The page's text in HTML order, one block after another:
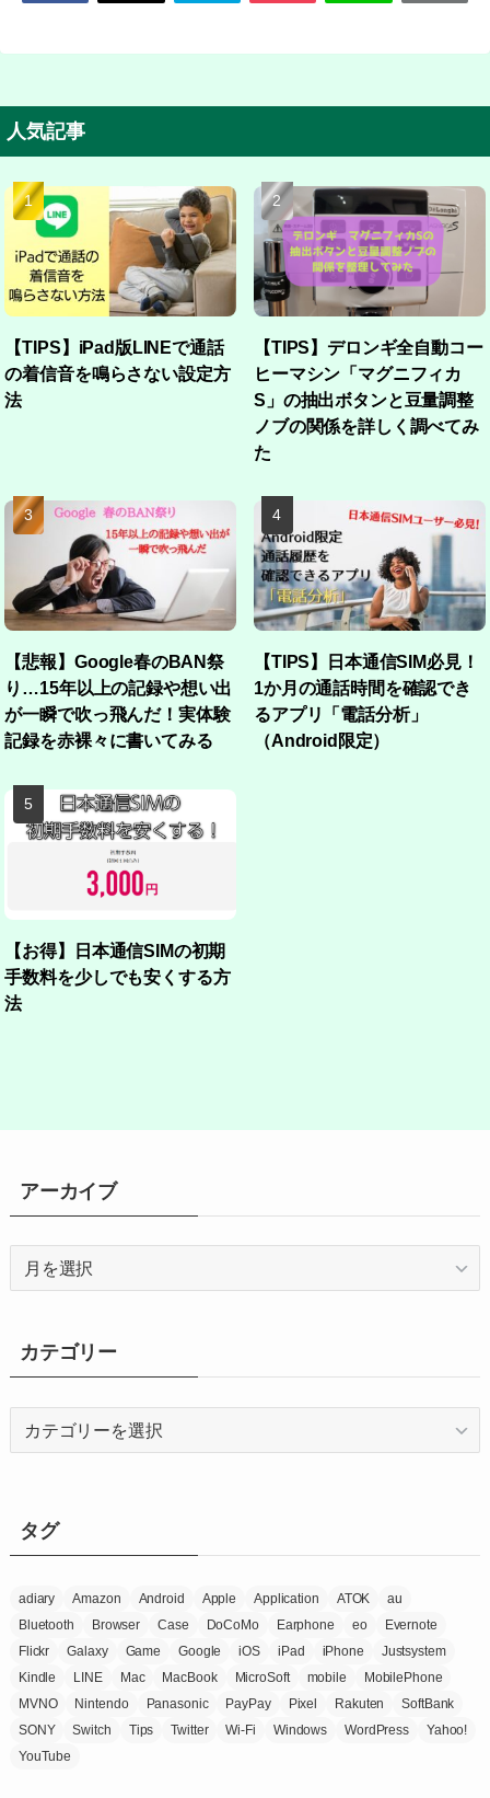
人気記事
【TIPS】iPad版LINEで通話
の着信音を鳴らさない設定方
法
【TIPS】デロンギ全自動コー
ヒーマシン「マグニフィカ
S」の抽出ボタンと豆量調整
ノブの関係を詳しく調べてみ
た
【悲報】Google春のBAN祭
り…15年以上の記録や想い出
が一瞬で吹っ飛んだ！実体験
記録を赤裸々に書いてみる
【TIPS】日本通信SIM必見！
1か月の通話時間を確認でき
るアプリ「電話分析」
（Android限定）
【お得】日本通信SIMの初期
手数料を少しでも安くする方
法
アーカイブ
ブ
カテゴリー
ータグ
adiary Amazon Android Apple Application ATOK
au
Bluetooth
Browser Case DoCoMo Earphone eo
Evernote
Flickr
Galaxy Game Google iOS iPad iPhone
Justsystem
Kindle
LINE Mac MacBook MicroSoft mobile
MobilePhone
MVNO
Nintendo Panasonic PayPay Pixel Rakuten
SoftBank
SONY
Switch Tips Twitter Wi-Fi Windows WordPress
Yahoo!
YouTube